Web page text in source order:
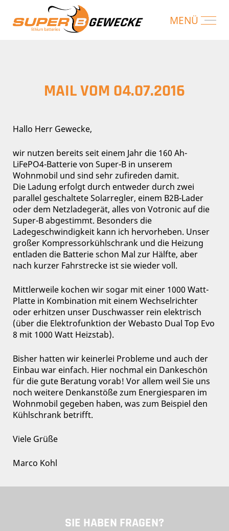
MAIL VOM 04.07.2016
Hallo Herr Gewecke,
wir nutzen bereits seit einem Jahr die 160 Ah-
LiFePO4-Batterie von Super-B in unserem
Wohnmobil und sind sehr zufireden damit.
Die Ladung erfolgt durch entweder durch zwei
parallel geschaltete Solarregler, einem B2B-Lader
oder dem Netzladegerät, alles von Votronic auf die
Super-B abgestimmt. Besonders die
Ladegeschwindigkeit kann ich hervorheben. Unser
großer Kompressorkühlschrank und die Heizung
entladen die Batterie schon Mal zur Hälfte, aber
nach kurzer Fahrstrecke ist sie wieder voll.
Mittlerweile kochen wir sogar mit einer 1000 Watt-
Platte in Kombination mit einem Wechselrichter
oder erhitzen unser Duschwasser rein elektrisch
(über die Elektrofunktion der Webasto Dual Top Evo
8 mit 1000 Watt Heizstab).
Bisher hatten wir keinerlei Probleme und auch der
Einbau war einfach. Hier nochmal ein Dankeschön
für die gute Beratung vorab! Vor allem weil Sie uns
noch weitere Denkanstöße zum Energiesparen im
Wohnmobil gegeben haben, was zum Beispiel den
Kühlschrank betrifft.
Viele Grüße
Marco Kohl
SIE HABEN FRAGEN?